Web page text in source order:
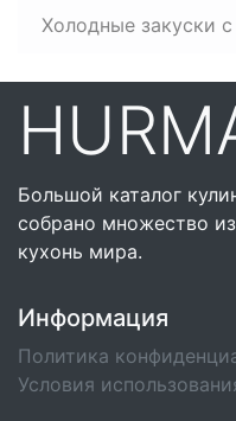
Холодные закуски
Большой каталог
собрано множество
кухонь мира.
Информация
Политика
Условия